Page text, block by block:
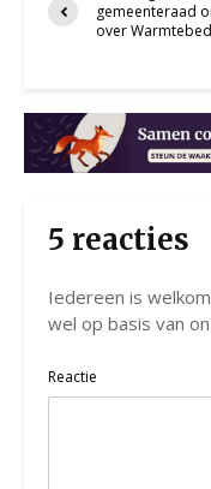
gemeenteraad
over
5 reacties
Iedereen is
wel op basis van
Reactie